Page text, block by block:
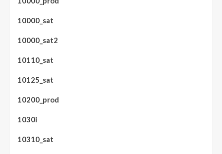
10000_sat
10000_sat2
10110_sat
10125_sat
10200_prod
1030i
10310_sat